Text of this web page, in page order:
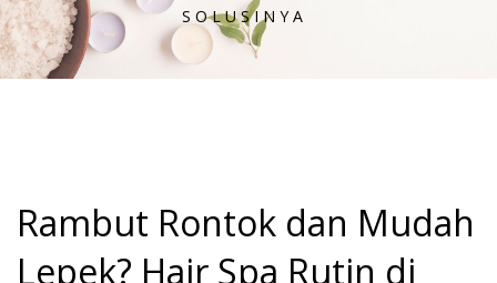
SOLUSINYA
Rambut Rontok dan Mudah
Lepek? Hair Spa Rutin di